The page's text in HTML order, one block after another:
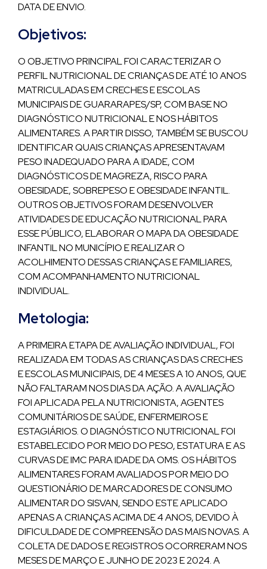
DATA DE ENVIO.
Objetivos:
O OBJETIVO PRINCIPAL FOI CARACTERIZAR O
PERFIL NUTRICIONAL DE CRIANÇAS DE ATÉ 10 ANOS
MATRICULADAS EM CRECHES E ESCOLAS
MUNICIPAIS DE GUARARAPES/SP, COM BASE NO
DIAGNÓSTICO NUTRICIONAL E NOS HÁBITOS
ALIMENTARES. A PARTIR DISSO, TAMBÉM SE BUSCOU
IDENTIFICAR QUAIS CRIANÇAS APRESENTAVAM
PESO INADEQUADO PARA A IDADE, COM
DIAGNÓSTICOS DE MAGREZA, RISCO PARA
OBESIDADE, SOBREPESO E OBESIDADE INFANTIL.
OUTROS OBJETIVOS FORAM DESENVOLVER
ATIVIDADES DE EDUCAÇÃO NUTRICIONAL PARA
ESSE PÚBLICO, ELABORAR O MAPA DA OBESIDADE
INFANTIL NO MUNICÍPIO E REALIZAR O
ACOLHIMENTO DESSAS CRIANÇAS E FAMILIARES,
COM ACOMPANHAMENTO NUTRICIONAL
INDIVIDUAL.
Metologia:
A PRIMEIRA ETAPA DE AVALIAÇÃO INDIVIDUAL, FOI
REALIZADA EM TODAS AS CRIANÇAS DAS CRECHES
E ESCOLAS MUNICIPAIS, DE 4 MESES A 10 ANOS, QUE
NÃO FALTARAM NOS DIAS DA AÇÃO. A AVALIAÇÃO
FOI APLICADA PELA NUTRICIONISTA, AGENTES
COMUNITÁRIOS DE SAÚDE, ENFERMEIROS E
ESTAGIÁRIOS. O DIAGNÓSTICO NUTRICIONAL FOI
ESTABELECIDO POR MEIO DO PESO, ESTATURA E AS
CURVAS DE IMC PARA IDADE DA OMS. OS HÁBITOS
ALIMENTARES FORAM AVALIADOS POR MEIO DO
QUESTIONÁRIO DE MARCADORES DE CONSUMO
ALIMENTAR DO SISVAN, SENDO ESTE APLICADO
APENAS A CRIANÇAS ACIMA DE 4 ANOS, DEVIDO À
DIFICULDADE DE COMPREENSÃO DAS MAIS NOVAS. A
COLETA DE DADOS E REGISTROS OCORRERAM NOS
MESES DE MARÇO E JUNHO DE 2023 E 2024. A